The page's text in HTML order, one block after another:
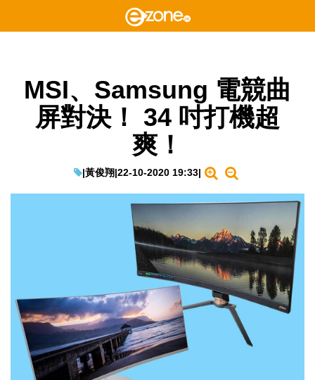
MSI、Samsung 電競曲
屏對決！ 34 吋打機超
爽！
|黃俊翔|22-10-2020 19:33|